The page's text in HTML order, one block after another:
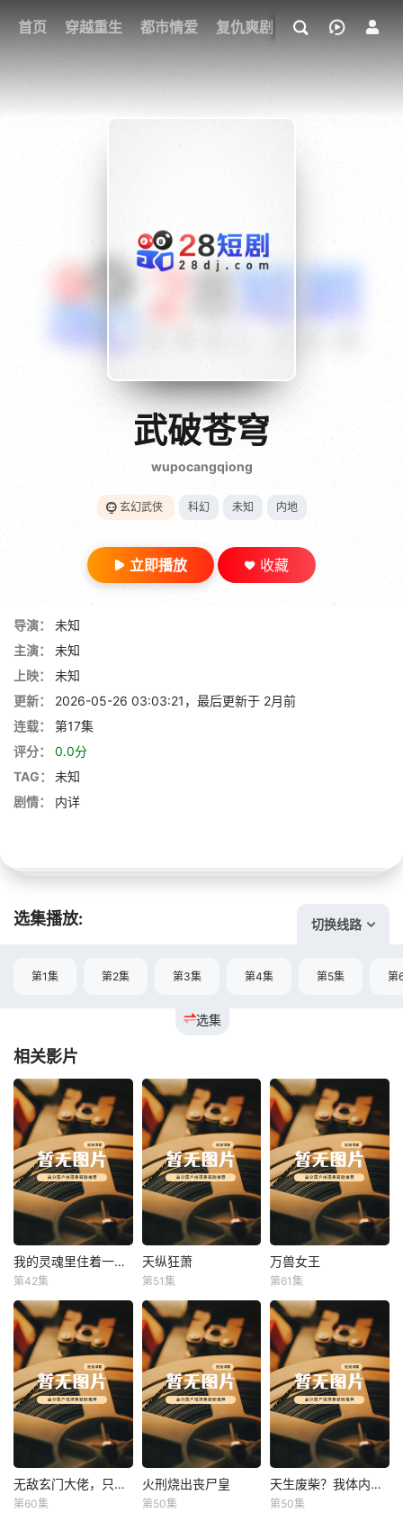
首页 穿越重生 都市情爱 复仇爽剧 玄幻武侠 奇幻
我的观影记录
{if condition="$obj.vod_points
28短剧武破苍穹
wupocangqiong
玄幻武侠 科幻 未知 内地
立即播放 收藏
导演：
未知
主演：
未知
上映：
未知
更新：
2026-05-26 03:03:21，最后更新于 2月前
连载：
第17集
评分：
0.0分
TAG：
未知
剧情：
内详
选集播放: 切换线路
选集
第1集 第2集 第3集 第4集 第5集 第
相关影片
我的灵魂里住着一条龙 我的灵魂里住着一条龙
第42集
天纵狂萧
天纵狂萧
第51集
万兽女王
万兽女王
第61集
无敌玄门大佬，只听姐姐的话 无敌玄门大佬，只听姐姐的话
第60集
火刑烧出丧尸皇
火刑烧出丧尸皇
第50集
天生废柴？我体内有神血 天生废柴？我体内有神血
第50集